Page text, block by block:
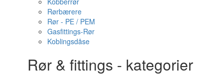
Rørbærere
Rør - PE / PEM
Gasfittings-Rør
Koblingsdåse
Rør & fittings - kategorier